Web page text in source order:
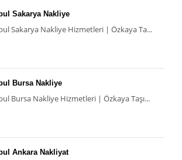
Sakarya Nakliye
Sakarya Nakliye Hizmetleri | Özkaya Ta...
Bursa Nakliye
Bursa Nakliye Hizmetleri | Özkaya Taşı...
Ankara Nakliyat